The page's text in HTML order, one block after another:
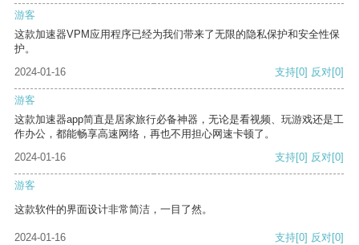
游客
这款加速器VPM应用程序已经为我们带来了无限的隐私保护和安全性保
护。
2024-01-16
支持[0] 反对[0]
游客
这款加速器app简直是居家旅行必备神器，无论是看视频、玩游戏还是工
作办公，都能畅享高速网络，再也不用担心网速卡顿了。
2024-01-16
支持[0] 反对[0]
游客
这款软件的界面设计非常简洁，一目了然。
2024-01-16 支持[0] 反对[0]